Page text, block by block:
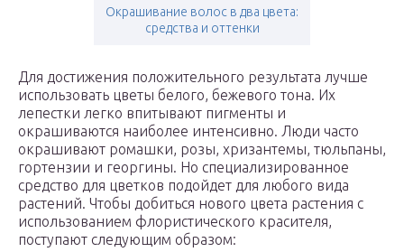
Окрашивание волос в два цвета:
средства и оттенки
Для достижения положительного результата лучше
использовать цветы белого, бежевого тона. Их
лепестки легко впитывают пигменты и
окрашиваются наиболее интенсивно. Люди часто
окрашивают ромашки, розы, хризантемы, тюльпаны,
гортензии и георгины. Но специализированное
средство для цветков подойдет для любого вида
растений. Чтобы добиться нового цвета растения с
использованием флористического красителя,
поступают следующим образом: